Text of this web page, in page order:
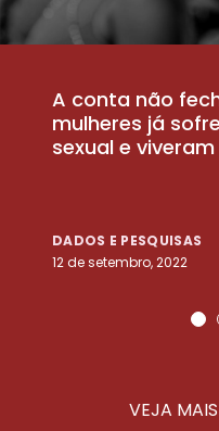
A conta não
mulheres já
sexual e
DADOS E PESQUISAS
12 de setembro, 2022
VEJA